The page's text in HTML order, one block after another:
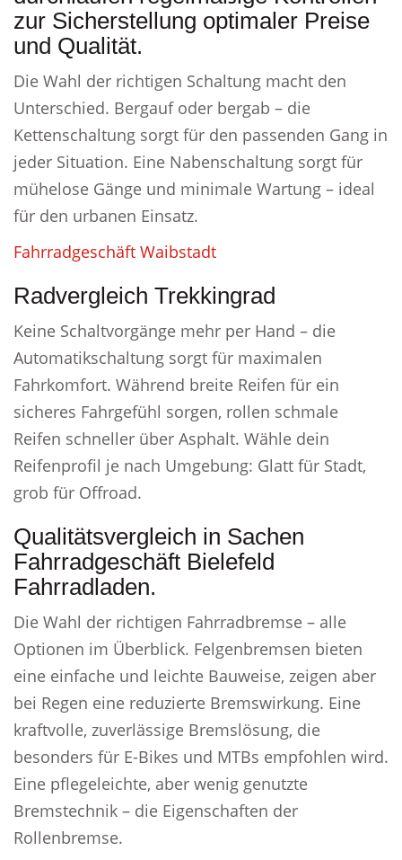
zur Sicherstellung optimaler Preise
und Qualität.
Die Wahl der richtigen Schaltung macht den
Unterschied. Bergauf oder bergab – die
Kettenschaltung sorgt für den passenden Gang in
jeder Situation. Eine Nabenschaltung sorgt für
mühelose Gänge und minimale Wartung – ideal
für den urbanen Einsatz.
Fahrradgeschäft Waibstadt
Radvergleich Trekkingrad
Keine Schaltvorgänge mehr per Hand – die
Automatikschaltung sorgt für maximalen
Fahrkomfort. Während breite Reifen für ein
sicheres Fahrgefühl sorgen, rollen schmale
Reifen schneller über Asphalt. Wähle dein
Reifenprofil je nach Umgebung: Glatt für Stadt,
grob für Offroad.
Qualitätsvergleich in Sachen
Fahrradgeschäft Bielefeld
Fahrradladen.
Die Wahl der richtigen Fahrradbremse – alle
Optionen im Überblick. Felgenbremsen bieten
eine einfache und leichte Bauweise, zeigen aber
bei Regen eine reduzierte Bremswirkung. Eine
kraftvolle, zuverlässige Bremslösung, die
besonders für E-Bikes und MTBs empfohlen wird.
Eine pflegeleichte, aber wenig genutzte
Bremstechnik – die Eigenschaften der
Rollenbremse.